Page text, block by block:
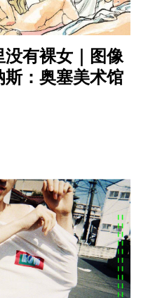
有裸女｜图像
斯：奥塞美术馆